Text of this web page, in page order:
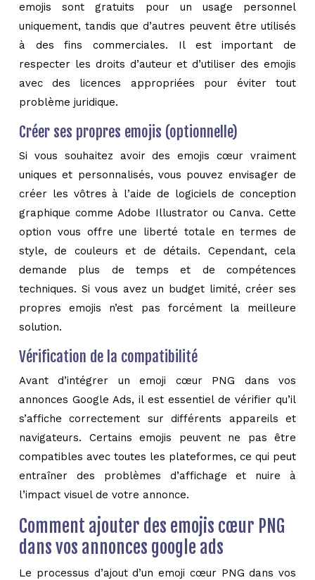
emojis sont gratuits pour un usage personnel
uniquement, tandis que d’autres peuvent être utilisés
à des fins commerciales. Il est important de
respecter les droits d’auteur et d’utiliser des emojis
avec des licences appropriées pour éviter tout
problème juridique.
Créer ses propres emojis (optionnelle)
Si vous souhaitez avoir des emojis cœur vraiment
uniques et personnalisés, vous pouvez envisager de
créer les vôtres à l’aide de logiciels de conception
graphique comme Adobe Illustrator ou Canva. Cette
option vous offre une liberté totale en termes de
style, de couleurs et de détails. Cependant, cela
demande plus de temps et de compétences
techniques. Si vous avez un budget limité, créer ses
propres emojis n’est pas forcément la meilleure
solution.
Vérification de la compatibilité
Avant d’intégrer un emoji cœur PNG dans vos
annonces Google Ads, il est essentiel de vérifier qu’il
s’affiche correctement sur différents appareils et
navigateurs. Certains emojis peuvent ne pas être
compatibles avec toutes les plateformes, ce qui peut
entraîner des problèmes d’affichage et nuire à
l’impact visuel de votre annonce.
Comment ajouter des emojis cœur PNG
dans vos annonces google ads
Le processus d’ajout d’un emoji cœur PNG dans vos